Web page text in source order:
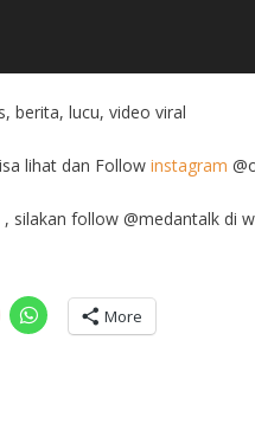
berita, lucu, video viral
lihat dan Follow instagram
, silakan follow @medantalk di
More